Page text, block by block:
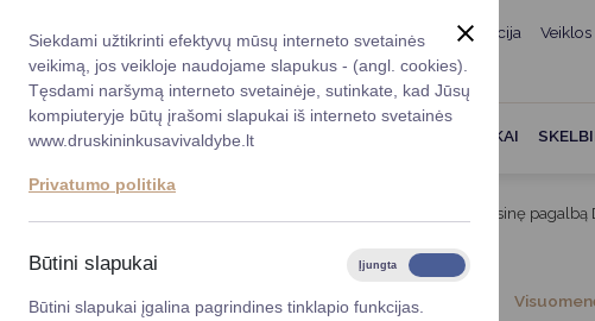
Siekdami užtikrinti efektyvų mūsų interneto svetainės
veikimą, jos veikloje naudojame slapukus - (angl. cookies).
Tęsdami naršymą interneto svetainėje, sutinkate, kad Jūsų
kompiuteryje būtų įrašomi slapukai iš interneto svetainės
www.druskininkusavivaldybe.lt
Privatumo politika
Būtini slapukai Įjungta
Būtini slapukai įgalina pagrindines tinklapio funkcijas.
Taryba Meras
Registruokitės priėmimui
Vicemerai
Mero patarėja
Administracija
Administracinė
Savivaldybės
Planavimo dokumentai
Korupcijos prevencija
Viešieji pirkimai
Veiklos
Karjera DUK
DRUSKININKAI
Valstybės garantuojamą teisinę
2024-05-06